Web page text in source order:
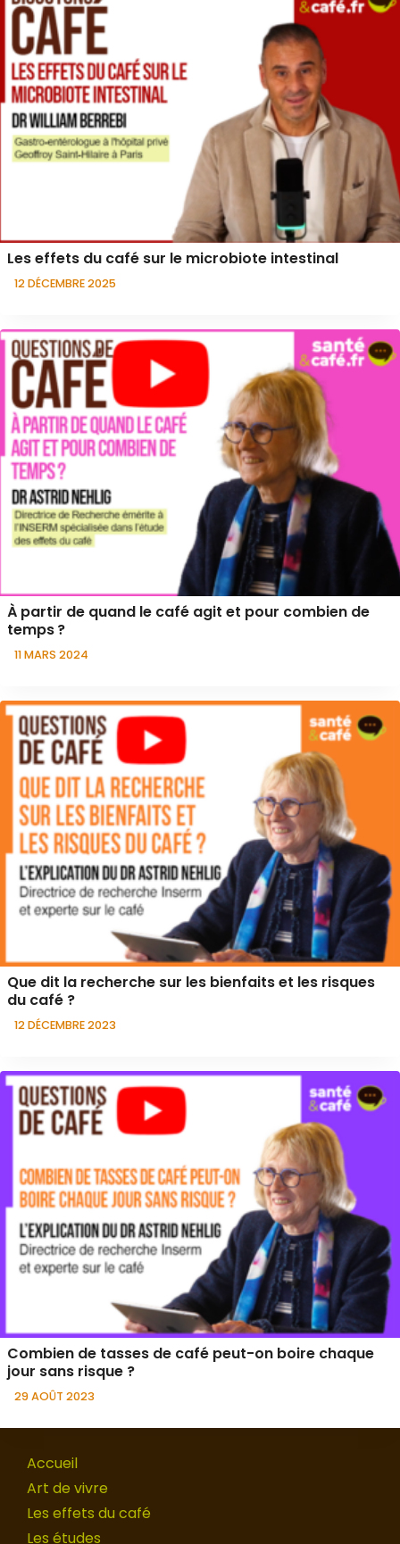
Les effets du café sur le microbiote intestinal
12 DÉCEMBRE 2025
À partir de quand le café agit et pour combien de
temps ?
11 MARS 2024
Que dit la recherche sur les bienfaits et les risques
du café ?
12 DÉCEMBRE 2023
Combien de tasses de café peut-on boire chaque
jour sans risque ?
29 AOÛT 2023
Accueil
Art de vivre
Les effets du café
Les études